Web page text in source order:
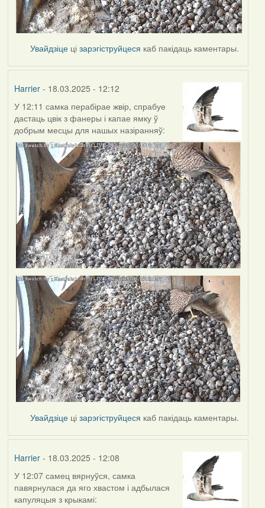
Увайдзіце цізарэгіструйцеся каб пакідаць каментары.
Harrier- 18.03.2025 - 12:12
У 12:11 самка перабірае жвір, спрабуе
дастаць цвік з фанеры і капае ямку ў
добрым месцы для нашых назіранняў:
Увайдзіце цізарэгіструйцеся каб пакідаць каментары.
Harrier- 18.03.2025 - 12:08
У 12:07 самец вярнуўся, самка
павярнулася да яго хвастом і адбылася
капуляцыя з крыкамі: